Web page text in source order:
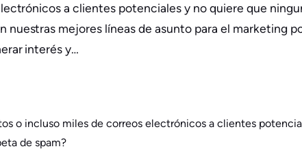
a clientes potenciales y no quiere que
nuestras mejores líneas de asunto para el marketing
interés y…
o incluso miles de correos electrónicos a clientes
de spam?